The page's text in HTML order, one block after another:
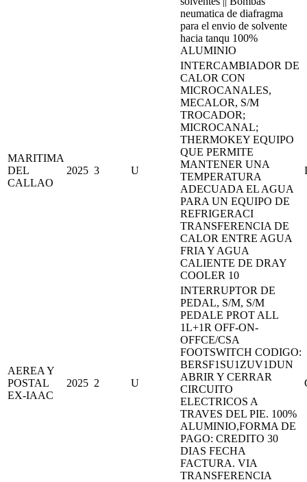
neumatica de diafragma
para el envio de solvente
hacia tanqu 100%
ALUMINIO
MARITIMA
DEL
CALLAO
2025 3 U
INTERCAMBIADOR DE
CALOR CON
MICROCANALES,
MECALOR, S/M
TROCADOR;
MICROCANAL;
THERMOKEY EQUIPO
QUE PERMITE
MANTENER UNA
TEMPERATURA
ADECUADA EL AGUA
PARA UN EQUIPO DE
REFRIGERACI
TRANSFERENCIA DE
CALOR ENTRE AGUA
FRIA Y AGUA
CALIENTE DE DRAY
COOLER 10
AEREA Y
POSTAL
EX-IAAC
2025 2 U
INTERRUPTOR DE
PEDAL, S/M, S/M
PEDALE PROT ALL
1L+1R OFF-ON-
OFFCE/CSA
FOOTSWITCH CODIGO:
BERSF1SU1ZUV1DUN
ABRIR Y CERRAR
CIRCUITO
ELECTRICOS A
TRAVES DEL PIE. 100%
ALUMINIO,FORMA DE
PAGO: CREDITO 30
DIAS FECHA
FACTURA. VIA
TRANSFERENCIA